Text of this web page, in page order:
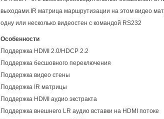
выходами.IR матрица маршрутизации на этом видео
одну или несколько видеостен с командой RS232
Особенности
Поддержка HDMI 2.0/HDCP 2.2
Поддержка бесшовного переключения
Поддержка видео стены
Поддержка IR матрицы
Поддержка HDMI аудио экстракта
Поддержка внешнего LR аудио вставки на HDMI потоке